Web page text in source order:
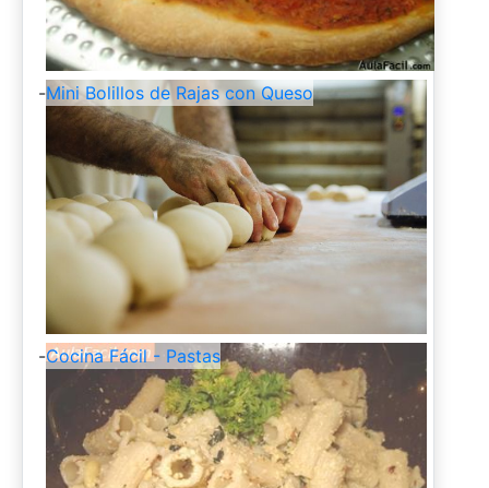
-Mini Bolillos de Rajas con Queso
-Cocina Fácil - Pastas